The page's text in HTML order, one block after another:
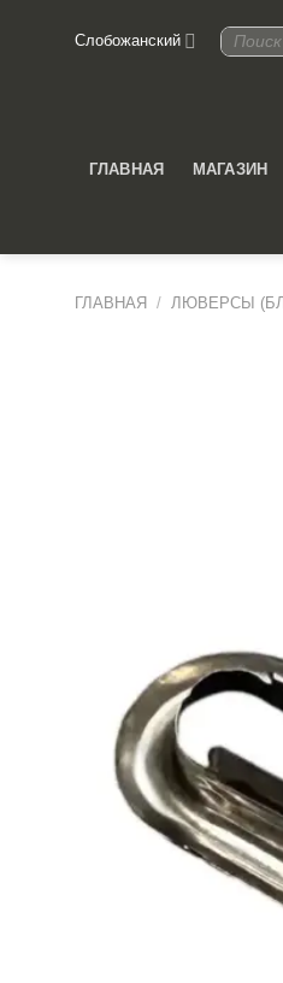
Слобожанский
Поиск
товаров
ГЛАВНАЯ МАГАЗИН
ГЛАВНАЯ / ЛЮВЕРСЫ